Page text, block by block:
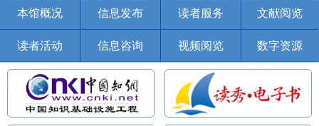
本馆概况 信息发布 读者服务 文献阅览
读者活动 信息咨询 视频阅览 数字资源